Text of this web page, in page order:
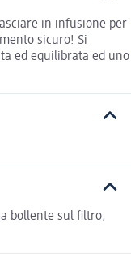
in infusione per
sicuro! Si
ed equilibrata ed uno
bollente sul ﬁltro,